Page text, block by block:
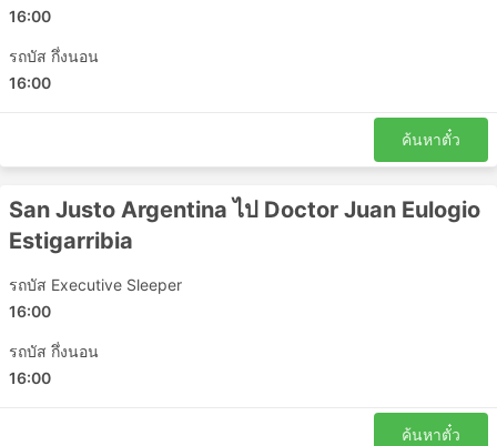
16:00
รถบัส กึ่งนอน
16:00
ค้นหาตั๋ว
San Justo Argentina ไป Doctor Juan Eulogio
Estigarribia
รถบัส Executive Sleeper
16:00
รถบัส กึ่งนอน
16:00
ค้นหาตั๋ว